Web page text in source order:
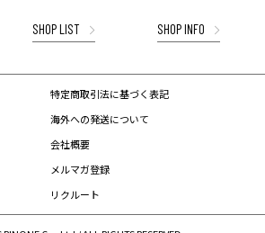
SHOP LIST SHOP INFO
特定商取引法に基づく表記
海外への発送について
会社概要
メルマガ登録
リクルート